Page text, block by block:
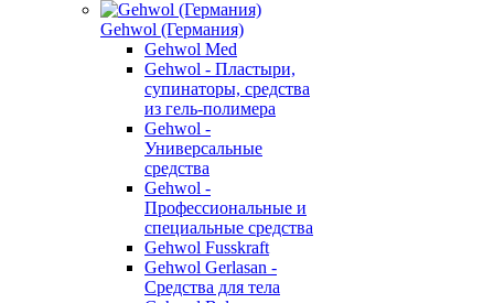
Gehwol (Германия)
Gehwol Med
Gehwol - Пластыри,
супинаторы, средства
из гель-полимера
Gehwol -
Универсальные
средства
Gehwol -
Профессиональные и
специальные средства
Gehwol Fusskraft
Gehwol Gerlasan -
Средства для тела